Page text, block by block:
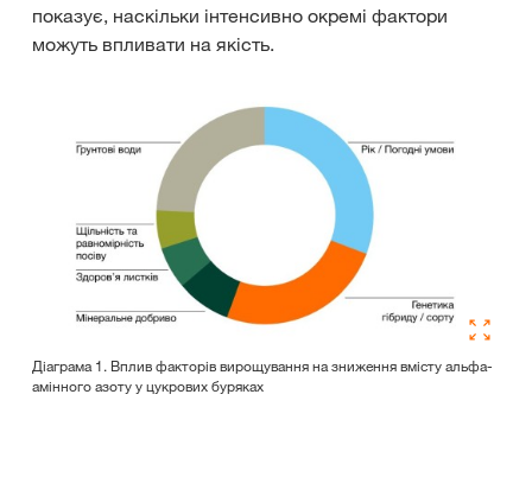
показує, наскільки інтенсивно окремі фактори
можуть впливати на якість.
Діаграма 1. Вплив факторів вирощування на зниження вмісту альфа-
амінного азоту у цукрових буряках